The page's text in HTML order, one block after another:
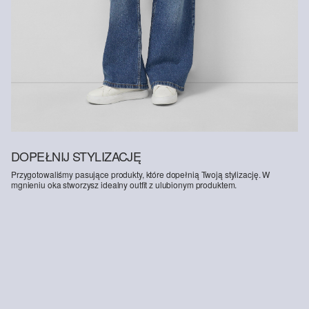
DOPEŁNIJ STYLIZACJĘ
Przygotowaliśmy pasujące produkty, które dopełnią Twoją stylizację. W
mgnieniu oka stworzysz idealny outfit z ulubionym produktem.